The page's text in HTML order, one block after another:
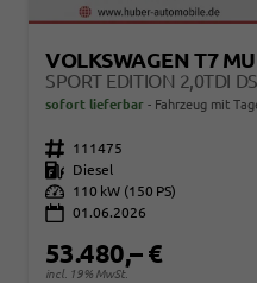
VOLKSWAGEN T7
SPORT EDITION 2,0TDI
sofort lieferbar Fahrzeug mit
Fahrzeugnr. 111475
Kraftstoff
Diesel
Leistung
110 kW (150 PS)
01.06.2026
53.480,– €
incl. 19% MwSt.